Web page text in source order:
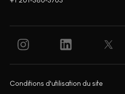
Conditions d'utilisation du site